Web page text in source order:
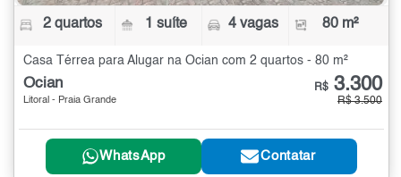
2 quartos 1 suíte 4 vagas 80 m²
Casa Térrea para Alugar na Ocian com 2 quartos - 80 m²
Ocian
Litoral - Praia Grande
R$ 3.300
R$ 3.500
WhatsApp Contatar